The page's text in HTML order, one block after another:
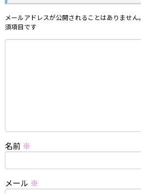
メールアドレスが公開されることはありません。
須項目です
名前 ※
メール ※